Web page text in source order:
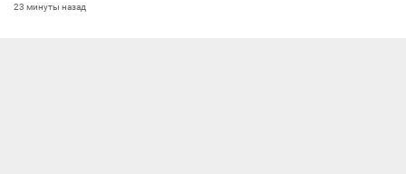
23 минуты назад